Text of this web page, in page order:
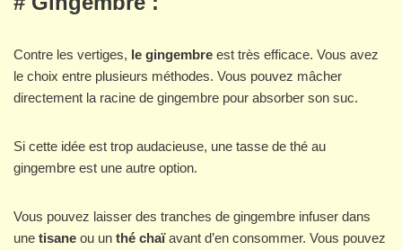
Contre les vertiges, le gingembre est très efficace. Vous avez
le choix entre plusieurs méthodes. Vous pouvez mâcher
directement la racine de gingembre pour absorber son suc.
Si cette idée est trop audacieuse, une tasse de thé au
gingembre est une autre option.
Vous pouvez laisser des tranches de gingembre infuser dans
une tisane ou un thé chaïavant d’en consommer. Vous pouvez